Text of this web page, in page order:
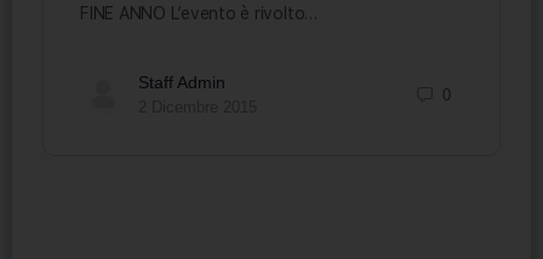
FINE ANNO L’evento è rivolto…
Staff Admin
0